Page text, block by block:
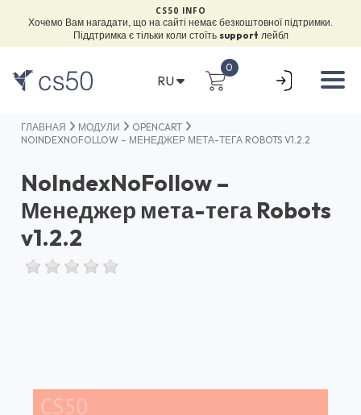
CS50 INFO
Хочемо Вам нагадати, що на сайті немає безкоштовної підтримки.
Піддтримка є тільки коли стоїть support лейбл
RU
0
ГЛАВНАЯ МОДУЛИ
OPENCART
NOINDEXNOFOLLOW – МЕНЕДЖЕР МЕТА-ТЕГА ROBOTS V1.2.2
NoIndexNoFollow –
Менеджер мета-тега Robots
v1.2.2